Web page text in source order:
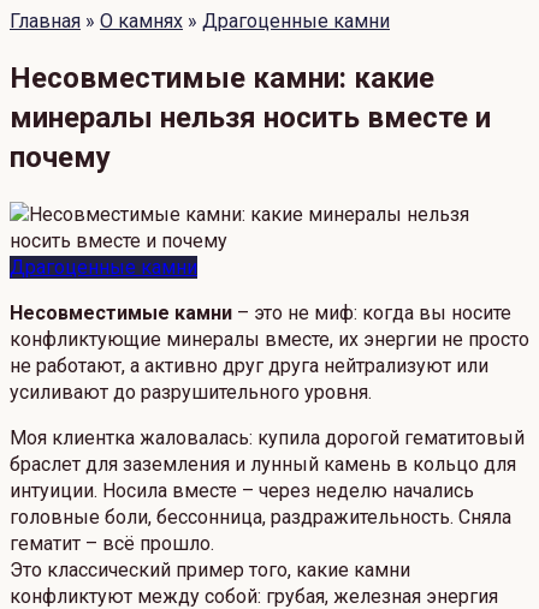
Главная » О камнях » Драгоценные камни
Несовместимые камни: какие
минералы нельзя носить вместе и
почему
Драгоценные камни
Несовместимые камни – это не миф: когда вы носите
конфликтующие минералы вместе, их энергии не просто
не работают, а активно друг друга нейтрализуют или
усиливают до разрушительного уровня.
Моя клиентка жаловалась: купила дорогой гематитовый
браслет для заземления и лунный камень в кольцо для
интуиции. Носила вместе – через неделю начались
головные боли, бессонница, раздражительность. Сняла
гематит – всё прошло.
Это классический пример того, какие камни
конфликтуют между собой: грубая, железная энергия